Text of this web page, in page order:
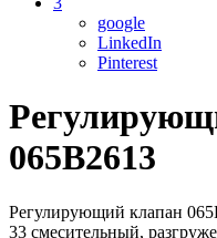
google
LinkedIn
Pinterest
065В2613
Регулирующий клапан
33 смесительный,